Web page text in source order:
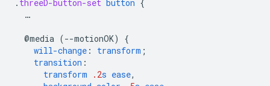
. threeD-button-set button {
…
@media (--motionOK)
{
will-change : transform ;
transition :
transform
.2s ease,